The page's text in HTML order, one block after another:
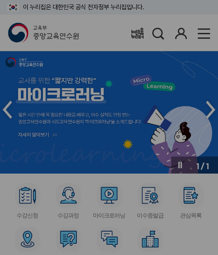
이 누리집은 대한민국 공식 전자정부 누리집입니다.
배움누리터
1 / 1
인
버
메
인
슬
라
드
다
음
버
서
스
이
콘
수강신청
서
스
이
콘
수강과정
서
스
이
콘
마이크로러닝
서
스
이
콘
이수증발급
서
스
관심목록
서
서
서
서